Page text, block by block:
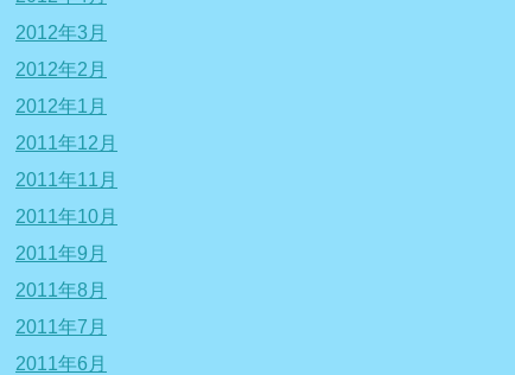
2012年3月
2012年2月
2012年1月
2011年12月
2011年11月
2011年10月
2011年9月
2011年8月
2011年7月
2011年6月